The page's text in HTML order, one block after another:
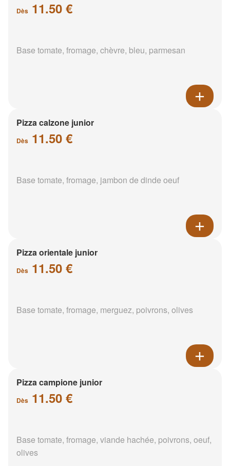
Dès 11.50 €
Base tomate, fromage, chèvre, bleu, parmesan
Pizza calzone junior
Dès 11.50 €
Base tomate, fromage, jambon de dinde oeuf
Pizza orientale junior
Dès 11.50 €
Base tomate, fromage, merguez, poivrons, olives
Pizza campione junior
Dès 11.50 €
Base tomate, fromage, viande hachée, poivrons, oeuf,
olives